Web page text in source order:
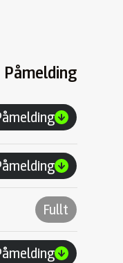
Påmelding
Fullt